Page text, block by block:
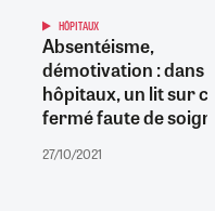
HÔPITAUX
Absentéisme,
démotivation : dans
hôpitaux, un lit sur
fermé faute de
27/10/2021